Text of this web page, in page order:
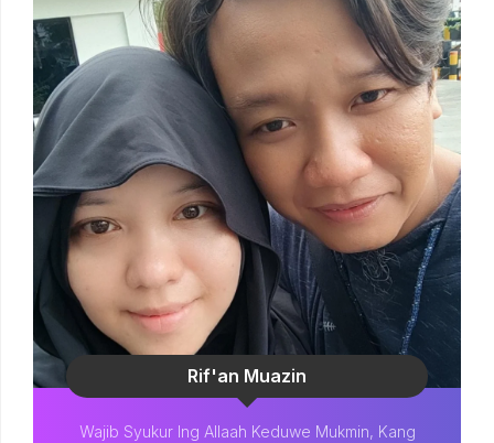
Rif'an Muazin
Wajib Syukur Ing Allaah Keduwe Mukmin, Kang